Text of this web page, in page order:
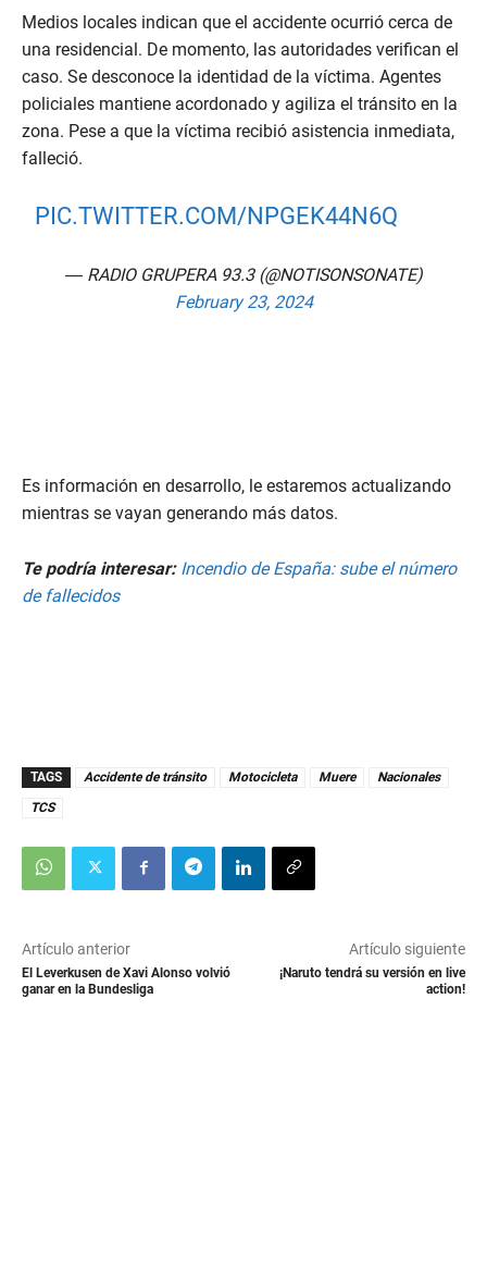
Medios locales indican que el accidente ocurrió cerca de
una residencial. De momento, las autoridades verifican el
caso. Se desconoce la identidad de la víctima. Agentes
policiales mantiene acordonado y agiliza el tránsito en la
zona. Pese a que la víctima recibió asistencia inmediata,
falleció.
PIC.TWITTER.COM/NPGEK44N6Q
— RADIO GRUPERA 93.3 (@NOTISONSONATE)
February 23, 2024
Es información en desarrollo, le estaremos actualizando
mientras se vayan generando más datos.
Te podría interesar: Incendio de España: sube el número
de fallecidos
TAGS Accidente de tránsito Motocicleta Muere
Nacionales
TCS
Artículo anterior
El Leverkusen de Xavi Alonso volvió
ganar en la Bundesliga
Artículo siguiente
¡Naruto tendrá su versión en live
action!